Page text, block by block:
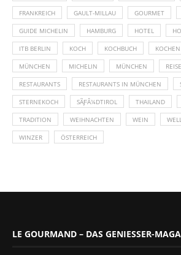
FRANKREICH GAULT-MILLAU GOURMET
GUIDE MICHELIN HAMBURG HOTEL
ITB BERLIN KOCH KOCHBUCH KOCHEN
MÜNCHEN MICHELIN MÜNCHEN REISE
RESTAURANTS RESTAURANTS IN MÜNCHEN
STERNEKOCH SÃƑÂ¼DTIROL THAILAND
TRADITION WEIHNACHTEN WEIN
WINZER ÖSTERREICH
LE GOURMAND – DAS GENIESSER-